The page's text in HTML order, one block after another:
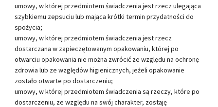
umowy, w której przedmiotem świadczenia jest rzecz ulegająca
szybkiemu zepsuciu lub mająca krótki termin przydatności do
spożycia;
umowy, w której przedmiotem świadczenia jest rzecz
dostarczana w zapieczętowanym opakowaniu, której po
otwarciu opakowania nie można zwrócić ze względu na ochronę
zdrowia lub ze względów higienicznych, jeżeli opakowanie
zostało otwarte po dostarczeniu;
umowy, w której przedmiotem świadczenia są rzeczy, które po
dostarczeniu, ze względu na swój charakter, zostaję